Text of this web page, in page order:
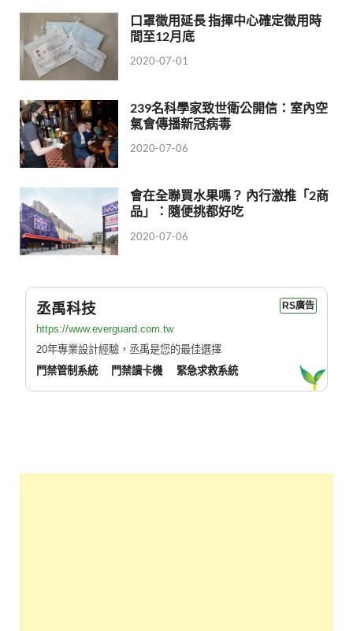
口罩徵用延長 指揮中心確定徵用時
間至12月底
2020-07-01
239名科學家致世衛公開信：室內空
氣會傳播新冠病毒
2020-07-06
會在全聯買水果嗎？ 內行激推「2商
品」：隨便挑都好吃
2020-07-06
丞禹科技 RS廣告
https://www.everguard.com.tw
20年專業設計經驗，丞禹是您的最佳選擇
門禁管制系統
門禁讀卡機 緊急求救系統